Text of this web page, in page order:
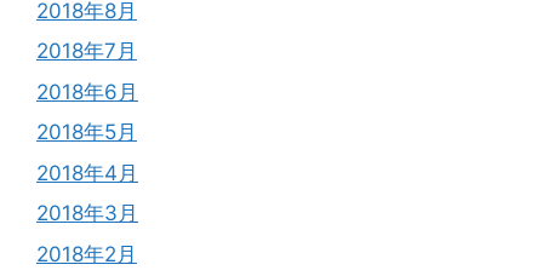
2018年8月
2018年7月
2018年6月
2018年5月
2018年4月
2018年3月
2018年2月